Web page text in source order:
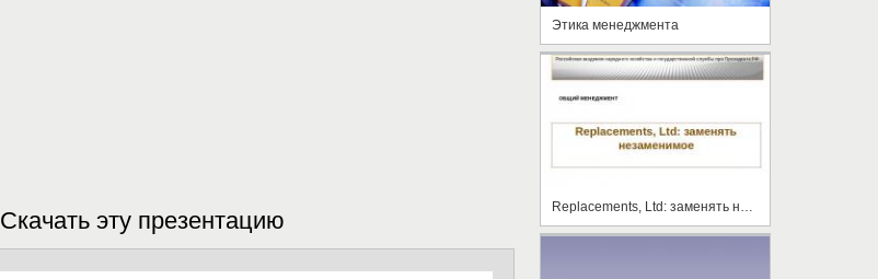
Скачать эту презентацию
Этика менеджмента